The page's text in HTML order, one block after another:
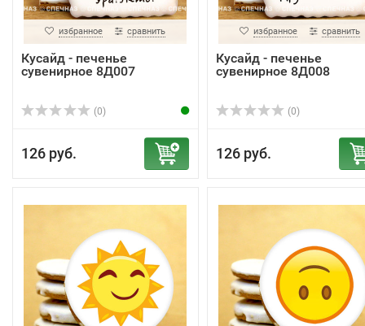
избранное сравнить
Кусайд - печенье
сувенирное 8Д007
(0)
126 руб.
избранное сравнить
Кусайд - печенье
сувенирное 8Д008
(0)
126 руб.